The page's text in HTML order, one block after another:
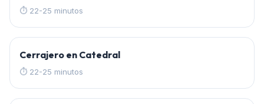
⏱ 22-25 minutos
Cerrajero en Catedral
⏱ 22-25 minutos